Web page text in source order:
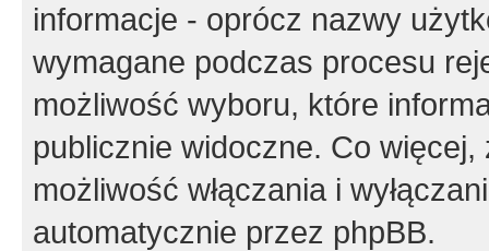
informacje - oprócz nazwy
wymagane podczas procesu
możliwość wyboru, które
publicznie widoczne. Co
możliwość włączania i
automatycznie przez phpBB.